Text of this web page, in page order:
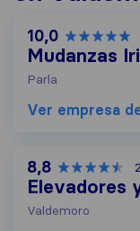
10,0
Mudanzas
Parla
Ver empresa
8,8
Elevadores
Valdemoro